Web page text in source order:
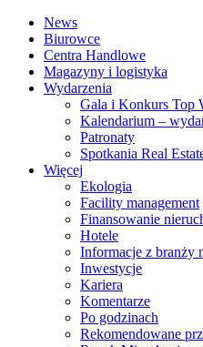
News
Biurowce
Centra Handlowe
Magazyny i logistyka
Wydarzenia
Gala i Konkurs Top
Kalendarium –
Patronaty
Spotkania Real
Więcej
Ekologia
Facility management
Finansowanie
Hotele
Informacje z branży
Inwestycje
Kariera
Komentarze
Po godzinach
Rekomendowane